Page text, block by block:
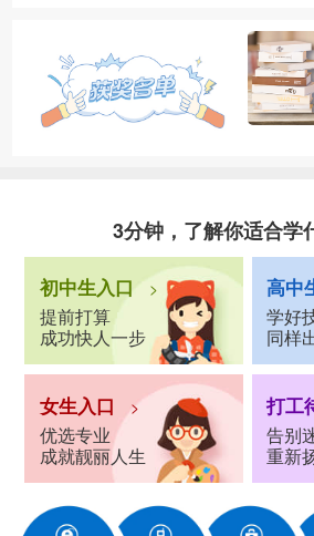
3分钟，了解你适合学
初中生入口 >
提前打算
成功快人一步
高中
学好
同样
女生入口 >
优选专业
成就靓丽人生
打工
告别
重新